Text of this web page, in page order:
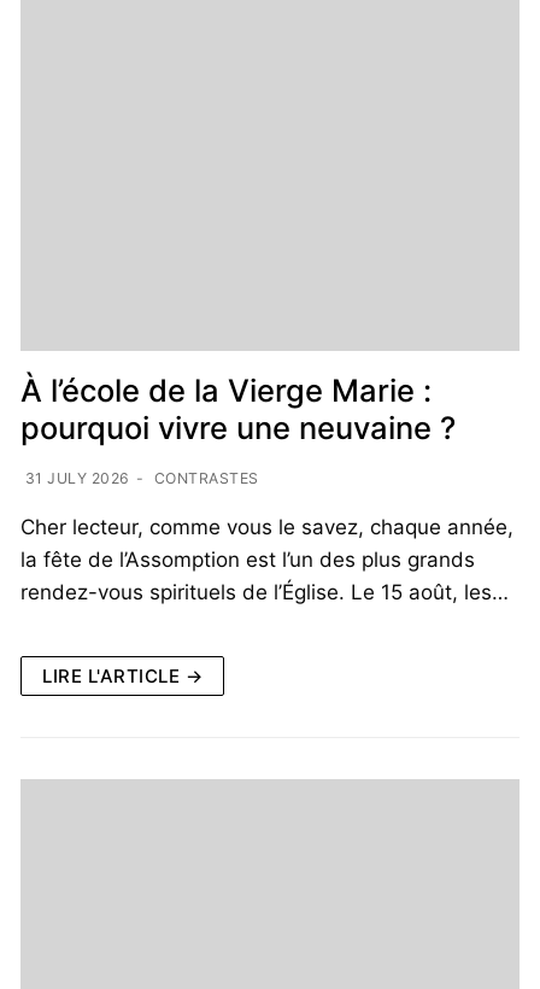
À l’école de la Vierge Marie :
pourquoi vivre une neuvaine ?
31 JULY 2026 - CONTRASTES
Cher lecteur, comme vous le savez, chaque année,
la fête de l’Assomption est l’un des plus grands
rendez-vous spirituels de l’Église. Le 15 août, les…
LIRE L'ARTICLE →